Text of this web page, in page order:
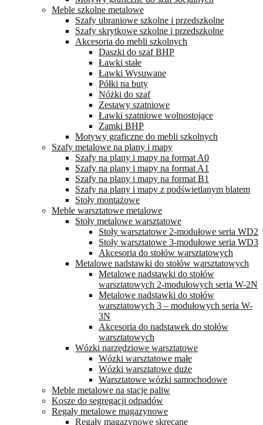
Meble szkolne metalowe
Szafy ubraniowe szkolne i przedszkolne
Szafy skrytkowe szkolne i przedszkolne
Akcesoria do mebli szkolnych
Daszki do szaf BHP
Ławki stałe
Ławki Wysuwane
Półki na buty
Nóżki do szaf
Zestawy szatniowe
Ławki szatniowe wolnostojące
Zamki BHP
Motywy graficzne do mebli szkolnych
Szafy metalowe na plany i mapy
Szafy na plany i mapy na format A0
Szafy na plany i mapy na format A1
Szafy na plany i mapy na format B1
Szafy na plany i mapy z podświetlanym blatem
Stoły montażowe
Meble warsztatowe metalowe
Stoły metalowe warsztatowe
Stoły warsztatowe 2-modułowe seria WD2
Stoły warsztatowe 3-modułowe seria WD3
Akcesoria do stołów warsztatowych
Metalowe nadstawki do stołów warsztatowych
Metalowe nadstawki do stołów
warsztatowych 2-modułowych seria W-2N
Metalowe nadstawki do stołów
warsztatowych 3 – modułowych seria W-
3N
Akcesoria do nadstawek do stołów
warsztatowych
Wózki narzędziowe warsztatowe
Wózki warsztatowe małe
Wózki warsztatowe duże
Warsztatowe wózki samochodowe
Meble metalowe na stacje paliw
Kosze do segregacji odpadów
Regały metalowe magazynowe
Regały magazynowe skręcane